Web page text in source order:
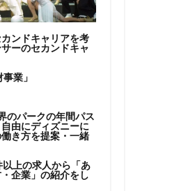
ンドキャリアを考
ーのセカンドキャ
業」
のパークの年間パス
由にディズニーに
き方を提案・一緒
上の求人から「あ
企業」の紹介をし